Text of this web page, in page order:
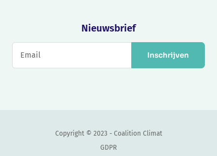
Nieuwsbrief
Inschrijven
Copyright © 2023 - Coalition Climat
GDPR